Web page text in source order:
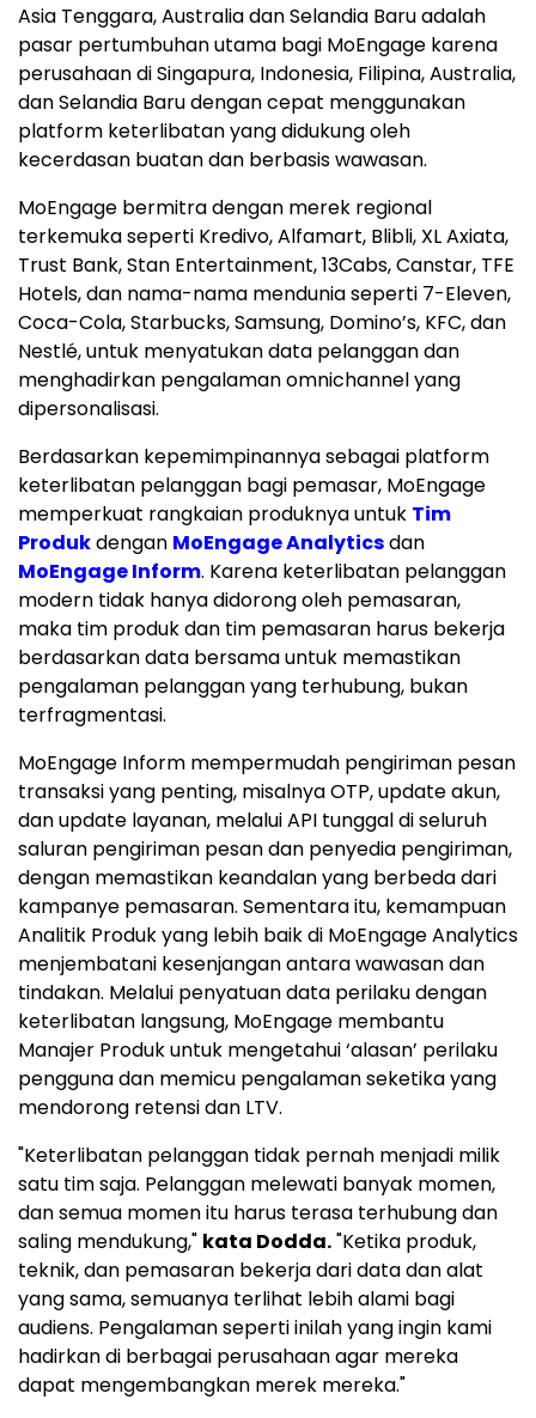
Asia Tenggara,AustraliadanSelandia Baruadalah
pasar pertumbuhan utama bagi MoEngage karena
perusahaan di Singapura, Indonesia, Filipina,Australia,
danSelandia Barudengan cepat menggunakan
platform keterlibatan yang didukung oleh
kecerdasan buatan dan berbasis wawasan.
MoEngage bermitra dengan merek regional
terkemuka seperti Kredivo, Alfamart, Blibli, XL Axiata,
Trust Bank, Stan Entertainment, 13Cabs, Canstar, TFE
Hotels, dan nama-nama mendunia seperti 7-Eleven,
Coca-Cola, Starbucks, Samsung, Domino’s, KFC, dan
Nestlé, untuk menyatukan data pelanggan dan
menghadirkan pengalaman omnichannel yang
dipersonalisasi.
Berdasarkan kepemimpinannya sebagai platform
keterlibatan pelanggan bagi pemasar, MoEngage
memperkuat rangkaian produknya untuk Tim
Produkdengan MoEngage Analyticsdan
MoEngage Inform. Karena keterlibatan pelanggan
modern tidak hanya didorong oleh pemasaran,
maka tim produk dan tim pemasaran harus bekerja
berdasarkan data bersama untuk memastikan
pengalaman pelanggan yang terhubung, bukan
terfragmentasi.
MoEngage Inform mempermudah pengiriman pesan
transaksi yang penting, misalnya OTP, update akun,
dan update layanan, melalui API tunggal di seluruh
saluran pengiriman pesan dan penyedia pengiriman,
dengan memastikan keandalan yang berbeda dari
kampanye pemasaran. Sementara itu, kemampuan
Analitik Produk yang lebih baik di MoEngage Analytics
menjembatani kesenjangan antara wawasan dan
tindakan. Melalui penyatuan data perilaku dengan
keterlibatan langsung, MoEngage membantu
Manajer Produk untuk mengetahui ‘alasan’ perilaku
pengguna dan memicu pengalaman seketika yang
mendorong retensi dan LTV.
"Keterlibatan pelanggan tidak pernah menjadi milik
satu tim saja. Pelanggan melewati banyak momen,
dan semua momen itu harus terasa terhubung dan
saling mendukung," kata Dodda."Ketika produk,
teknik, dan pemasaran bekerja dari data dan alat
yang sama, semuanya terlihat lebih alami bagi
audiens. Pengalaman seperti inilah yang ingin kami
hadirkan di berbagai perusahaan agar mereka
dapat mengembangkan merek mereka."